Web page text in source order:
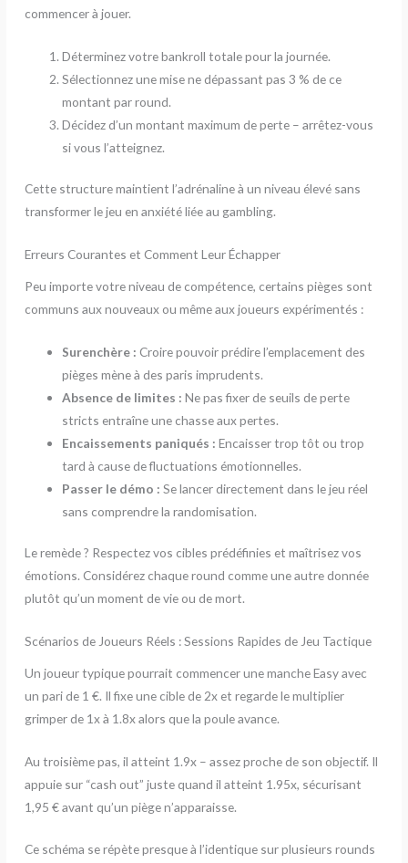
commencer à jouer.
Déterminez votre bankroll totale pour la journée.
Sélectionnez une mise ne dépassant pas 3 % de ce
montant par round.
Décidez d’un montant maximum de perte – arrêtez-vous
si vous l’atteignez.
Cette structure maintient l’adrénaline à un niveau élevé sans
transformer le jeu en anxiété liée au gambling.
Erreurs Courantes et Comment Leur Échapper
Peu importe votre niveau de compétence, certains pièges sont
communs aux nouveaux ou même aux joueurs expérimentés :
Surenchère : Croire pouvoir prédire l’emplacement des
pièges mène à des paris imprudents.
Absence de limites : Ne pas fixer de seuils de perte
stricts entraîne une chasse aux pertes.
Encaissements paniqués : Encaisser trop tôt ou trop
tard à cause de fluctuations émotionnelles.
Passer le démo : Se lancer directement dans le jeu réel
sans comprendre la randomisation.
Le remède ? Respectez vos cibles prédéfinies et maîtrisez vos
émotions. Considérez chaque round comme une autre donnée
plutôt qu’un moment de vie ou de mort.
Scénarios de Joueurs Réels : Sessions Rapides de Jeu Tactique
Un joueur typique pourrait commencer une manche Easy avec
un pari de 1 €. Il fixe une cible de 2x et regarde le multiplier
grimper de 1x à 1.8x alors que la poule avance.
Au troisième pas, il atteint 1.9x – assez proche de son objectif. Il
appuie sur “cash out” juste quand il atteint 1.95x, sécurisant
1,95 € avant qu’un piège n’apparaisse.
Ce schéma se répète presque à l’identique sur plusieurs rounds